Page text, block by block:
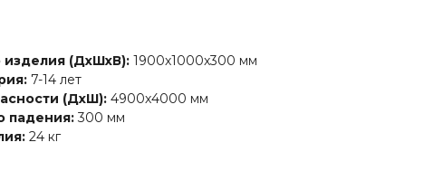
изделия (ДхШхВ): 1900х1000х300 мм
7-14 лет
(ДхШ): 4900х4000 мм
падения:300 мм
24 кг